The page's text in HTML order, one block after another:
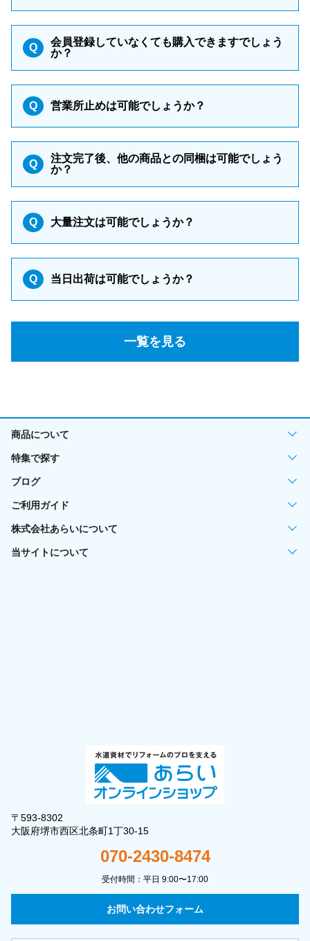
Q
会員登録していなくても購入できますでしょう
か？
Q 営業所止めは可能でしょうか？
Q
注文完了後、他の商品との同梱は可能でしょう
か？
Q 大量注文は可能でしょうか？
Q 当日出荷は可能でしょうか？
一覧を見る
商品について
特集で探す
ブログ
ご利用ガイド
株式会社あらいについて
当サイトについて
〒593-8302
大阪府堺市西区北条町1丁30-15
070-2430-8474
受付時間：平日 9:00〜17:00
お問い合わせフォーム